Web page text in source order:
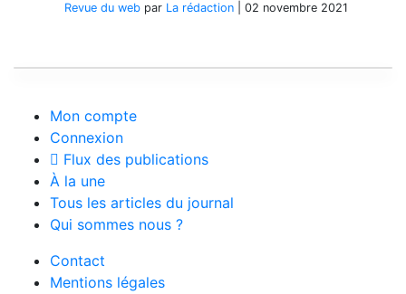
Revue du web par La rédaction 02 novembre 2021
Mon compte
Connexion
Flux des publications
À la une
Tous les articles du journal
Qui sommes nous ?
Contact
Mentions légales